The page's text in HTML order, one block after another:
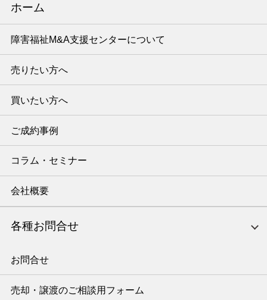
ホーム
障害福祉M&A支援センターについて
売りたい方へ
買いたい方へ
ご成約事例
コラム・セミナー
会社概要
各種お問合せ
お問合せ
売却・譲渡のご相談用フォーム